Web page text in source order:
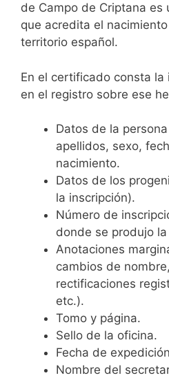
de Campo de Criptana es
que acredita el
territorio español.
En el certificado consta la
en el registro sobre ese
Datos de la
apellidos, sexo,
nacimiento.
Datos de los
la inscripción).
Número de
donde se produjo
Anotaciones
cambios de
rectificaciones
etc.).
Tomo y página.
Sello de la oficina.
Fecha de
Nombre del